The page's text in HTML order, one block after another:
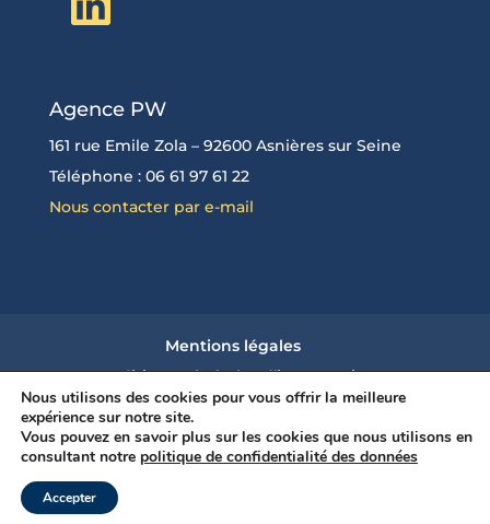
Agence PW
161 rue Emile Zola – 92600 Asnières sur Seine
Téléphone : 06 61 97 61 22
Nous contacter par e-mail
Mentions légales
Conditions générales d’intervention
Politique de confidentialité des données et
cookies
Nous utilisons des cookies pour vous offrir la meilleure
expérience sur notre site.
Vous pouvez en savoir plus sur les cookies que nous utilisons en
consultant notre politique de confidentialité des données
Accepter